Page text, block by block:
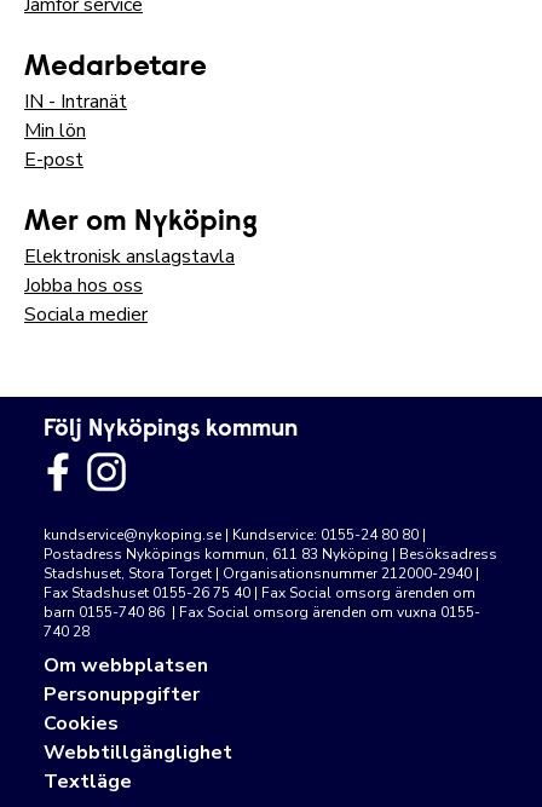
Medarbetare
IN - Intranät
Min lön
E-post
Mer om Nyköping
Elektronisk anslagstavla
Jobba hos oss
Sociala medier
Följ Nyköpings kommun
kundservice@nykoping.se | Kundservice: 0155-24 80 80 |
Postadress Nyköpings kommun, 611 83 Nyköping | Besöksadress
Stadshuset, Stora Torget | Organisationsnummer 212000-2940 |
Fax Stadshuset 0155-26 75 40 | Fax Social omsorg ärenden om
barn 0155-740 86 | Fax Social omsorg ärenden om vuxna 0155-
740 28
Om webbplatsen
Personuppgifter
Cookies
Webbtillgänglighet
Textläge